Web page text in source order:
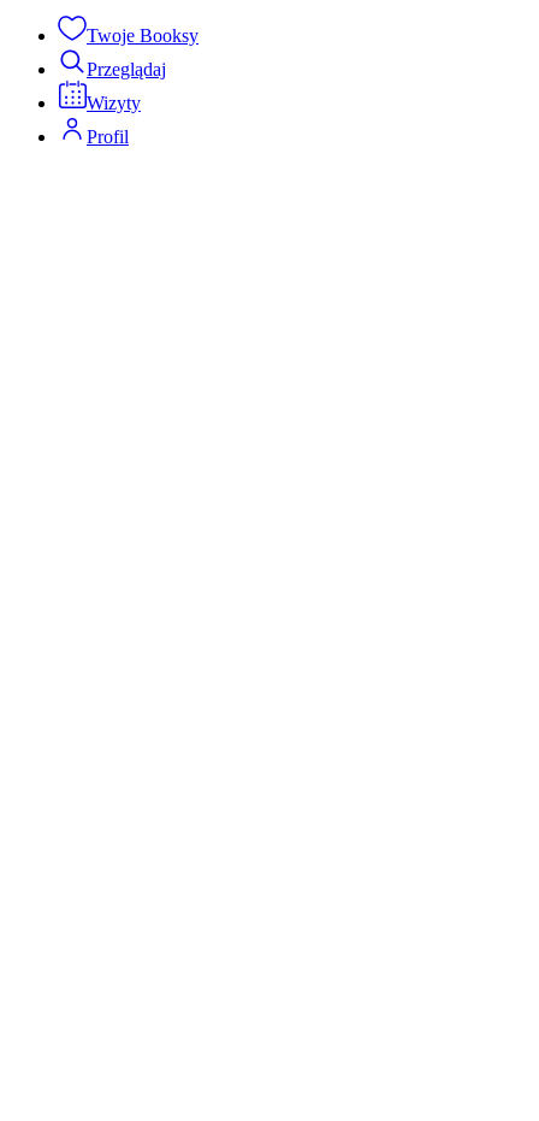
Twoje Booksy
Przeglądaj
Wizyty
Profil